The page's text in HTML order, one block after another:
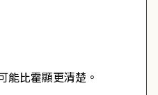
能比霍顯更清楚。